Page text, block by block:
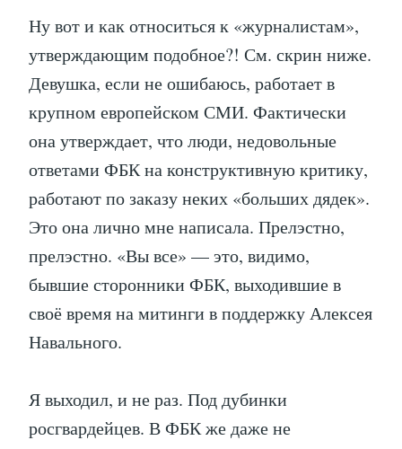
Ну вот и как относиться к «журналистам»,
утверждающим подобное?! См. скрин ниже.
Девушка, если не ошибаюсь, работает в
крупном европейском СМИ. Фактически
она утверждает, что люди, недовольные
ответами ФБК на конструктивную критику,
работают по заказу неких «больших дядек».
Это она лично мне написала. Прелэстно,
прелэстно. «Вы все» — это, видимо,
бывшие сторонники ФБК, выходившие в
своё время на митинги в поддержку Алексея
Навального.
Я выходил, и не раз. Под дубинки
росгвардейцев. В ФБК же даже не